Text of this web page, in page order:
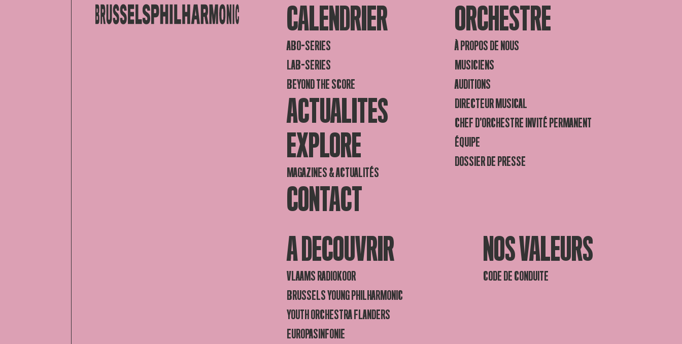
CALENDRIER
ABO-SERIES
LAB-SERIES
BEYOND THE SCORE
ACTUALITES
EXPLORE
MAGAZINES & ACTUALITÉS
CONTACT
ORCHESTRE
À PROPOS DE NOUS
MUSICIENS
AUDITIONS
DIRECTEUR MUSICAL
CHEF D’ORCHESTRE INVITÉ PERMANENT
ÉQUIPE
DOSSIER DE PRESSE
A DECOUVRIR
VLAAMS RADIOKOOR
BRUSSELS YOUNG PHILHARMONIC
YOUTH ORCHESTRA FLANDERS
EUROPASINFONIE
NOS VALEURS
CODE DE CONDUITE